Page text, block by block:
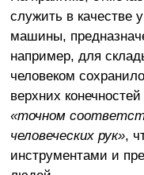
служить в качестве
машины,
например, для
человеком
верхних
«точном
человеческих рук»,
инструментами и